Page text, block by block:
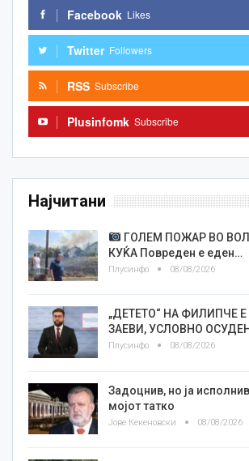
Facebook Likes
Twitter Followers
RSS Subscribe
Plusinfomk Subscribe
Најчитани
ГОЛЕМ ПОЖАР ВО
КУЌА Повреден е еден…
Плусинфо 08/08/2026
„ДЕТЕТО“ НА ФИЛИПЧЕ
ЗАЕВИ, УСЛОВНО
Плусинфо 08/08/2026
Задоцнив, но ја
мојот татко
Јове Кекеновски 08/08/2026